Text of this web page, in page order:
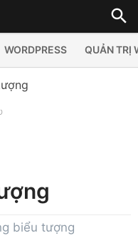
WORDPRESS QUẢN TRỊ
biểu tượng